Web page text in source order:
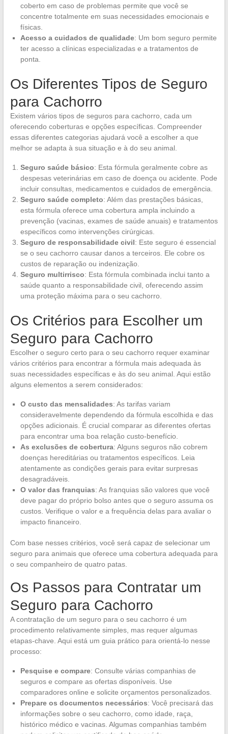
coberto em caso de problemas permite que você se
concentre totalmente em suas necessidades emocionais e
físicas.
Acesso a cuidados de qualidade: Um bom seguro permite
ter acesso a clínicas especializadas e a tratamentos de
ponta.
Os Diferentes Tipos de Seguro
para Cachorro
Existem vários tipos de seguros para cachorro, cada um
oferecendo coberturas e opções específicas. Compreender
essas diferentes categorias ajudará você a escolher a que
melhor se adapta à sua situação e à do seu animal.
Seguro saúde básico: Esta fórmula geralmente cobre as
despesas veterinárias em caso de doença ou acidente. Pode
incluir consultas, medicamentos e cuidados de emergência.
Seguro saúde completo: Além das prestações básicas,
esta fórmula oferece uma cobertura ampla incluindo a
prevenção (vacinas, exames de saúde anuais) e tratamentos
específicos como intervenções cirúrgicas.
Seguro de responsabilidade civil: Este seguro é essencial
se o seu cachorro causar danos a terceiros. Ele cobre os
custos de reparação ou indenização.
Seguro multirrisco: Esta fórmula combinada inclui tanto a
saúde quanto a responsabilidade civil, oferecendo assim
uma proteção máxima para o seu cachorro.
Os Critérios para Escolher um
Seguro para Cachorro
Escolher o seguro certo para o seu cachorro requer examinar
vários critérios para encontrar a fórmula mais adequada às
suas necessidades específicas e às do seu animal. Aqui estão
alguns elementos a serem considerados:
O custo das mensalidades: As tarifas variam
consideravelmente dependendo da fórmula escolhida e das
opções adicionais. É crucial comparar as diferentes ofertas
para encontrar uma boa relação custo-benefício.
As exclusões de cobertura: Alguns seguros não cobrem
doenças hereditárias ou tratamentos específicos. Leia
atentamente as condições gerais para evitar surpresas
desagradáveis.
O valor das franquias: As franquias são valores que você
deve pagar do próprio bolso antes que o seguro assuma os
custos. Verifique o valor e a frequência delas para avaliar o
impacto financeiro.
Com base nesses critérios, você será capaz de selecionar um
seguro para animais que oferece uma cobertura adequada para
o seu companheiro de quatro patas.
Os Passos para Contratar um
Seguro para Cachorro
A contratação de um seguro para o seu cachorro é um
procedimento relativamente simples, mas requer algumas
etapas-chave. Aqui está um guia prático para orientá-lo nesse
processo:
Pesquise e compare: Consulte várias companhias de
seguros e compare as ofertas disponíveis. Use
comparadores online e solicite orçamentos personalizados.
Prepare os documentos necessários: Você precisará das
informações sobre o seu cachorro, como idade, raça,
histórico médico e vacinas. Algumas companhias também